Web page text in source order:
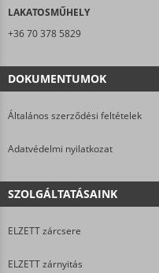
LAKATOSMŰHELY
+36 70 378 5829
DOKUMENTUMOK
Általános szerződési feltételek
Adatvédelmi nyilatkozat
SZOLGÁLTATÁSAINK
ELZETT zárcsere
ELZETT zárnyitás